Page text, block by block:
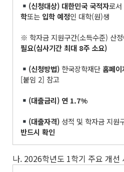
(신청대상) 대한민국 국적자로
학또는 입학 예정인 대학(원)생
※ 학자금 지원구간(소득수준) 산
필요(심사기간 최대 8주 소요)
(신청방법)한국장학재단 홈페
[붙임 2] 참고
(대출금리) 연 1.7%
(대출자격) 성적 및 학자금 지원
반드시 확인
나. 2026학년도 1학기 주요 개선